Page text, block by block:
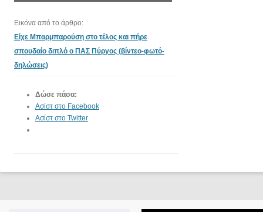
Εικόνα από το άρθρο:
Είχε Μπαρμπαρούση στο τέλος και πήρε
σπουδαίο διπλό ο ΠΑΣ Πύργος (βίντεο-φωτό-
δηλώσεις)
Δώσε πάσα:
Ασίστ στο Facebook
Ασίστ στο Twitter